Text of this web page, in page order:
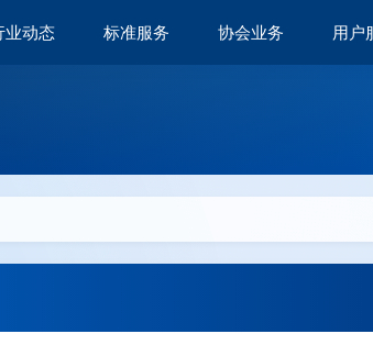
业动态 标准服务 协会业务 用户